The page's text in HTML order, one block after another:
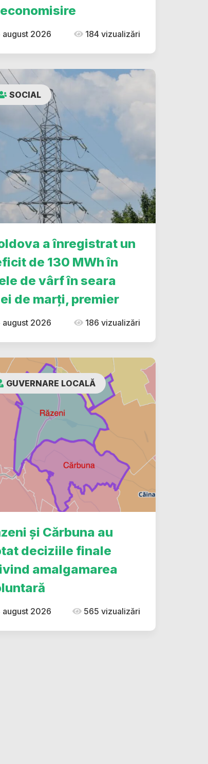
august 2026 184 vizualizări
SOCIAL
a înregistrat un
de 130 MWh în
de vârf în seara
de marți, premier
august 2026 186 vizualizări
GUVERNARE LOCALĂ
și Cărbuna au
deciziile finale
amalgamarea
august 2026 565 vizualizări